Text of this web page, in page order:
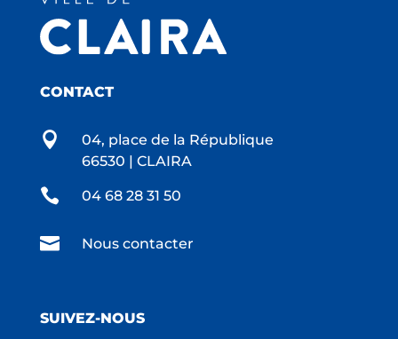
CONTACT

04, place de la République
66530 | CLAIRA
 04 68 28 31 50
 Nous contacter
SUIVEZ-NOUS